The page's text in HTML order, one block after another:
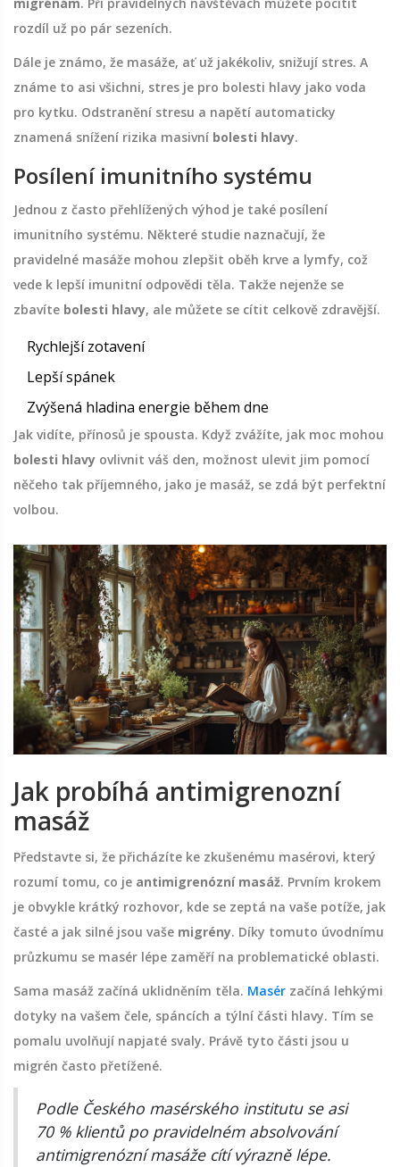
rozdíl už po pár sezeních.
Dále je známo, že masáže, ať už jakékoliv, snižují stres. A
známe to asi všichni, stres je pro bolesti hlavy jako voda
pro kytku. Odstranění stresu a napětí automaticky
znamená snížení rizika masivní bolesti hlavy.
Posílení imunitního systému
Jednou z často přehlížených výhod je také posílení
imunitního systému. Některé studie naznačují, že
pravidelné masáže mohou zlepšit oběh krve a lymfy, což
vede k lepší imunitní odpovědi těla. Takže nejenže se
zbavíte bolesti hlavy, ale můžete se cítit celkově zdravější.
Rychlejší zotavení
Lepší spánek
Zvýšená hladina energie během dne
Jak vidíte, přínosů je spousta. Když zvážíte, jak moc mohou
bolesti hlavy ovlivnit váš den, možnost ulevit jim pomocí
něčeho tak příjemného, jako je masáž, se zdá být perfektní
volbou.
Jak probíhá antimigrenozní
masáž
Představte si, že přicházíte ke zkušenému masérovi, který
rozumí tomu, co je antimigrenózní masáž. Prvním krokem
je obvykle krátký rozhovor, kde se zeptá na vaše potíže, jak
časté a jak silné jsou vaše migrény. Díky tomuto úvodnímu
průzkumu se masér lépe zaměří na problematické oblasti.
Sama masáž začíná uklidněním těla. Masér začíná lehkými
dotyky na vašem čele, spáncích a týlní části hlavy. Tím se
pomalu uvolňují napjaté svaly. Právě tyto části jsou u
migrén často přetížené.
Podle Českého masérského institutu se asi
70 % klientů po pravidelném absolvování
antimigrenózní masáže cítí výrazně lépe.